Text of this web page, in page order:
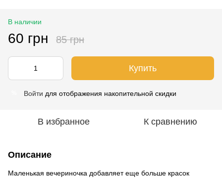
В наличии
60 грн 85 грн
Купить
Войти для отображения накопительной скидки
В избранное К сравнению
Описание
Маленькая вечериночка добавляет еще больше красок